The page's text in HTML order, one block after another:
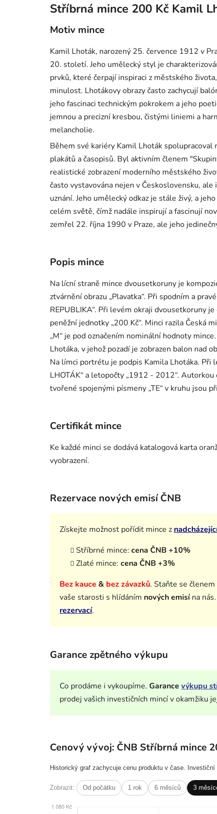
Stříbrná mince 200 Kč Kamil
Motiv mince
Kamil Lhoták, narozený 25. července 1912 v
20. století. Jeho umělecký styl je
prvků, které čerpají inspiraci z městského
minulost. Lhotákovy obrazy často zachycují
jeho fascinaci technickým pokrokem a jeho
jemnou a precizní kresbou, čistými liniemi a
melancholie.
Během své kariéry Kamil Lhoták
plakátů a časopisů. Byl aktivním členem
realistické zobrazení moderního městského
často vystavována nejen v Československu,
uznání. Jeho umělecký odkaz je stále živý, a
celém světě, čímž nadále inspirují a fascinují
zemřel 22. října 1990 v Praze, ale jeho
Popis mince
Na lícní straně mince dvousetkoruny je
ztvárnění obrazu „Plavatka“. Při spodním a
REPUBLIKA“. Při levém okraji dvousetkoruny
peněžní jednotky „200 Kč“. Minci razila Česká
„M“ je pod označením nominální hodnoty
Lhotáka, v jehož pozadí je zobrazen balon nad
Na límci portrétu je podpis Kamila Lhotáka. Při
LHOTÁK“ a letopočty „1912 - 2012“.
tvořené spojenými písmeny „TE“ v kruhu jsou
Certifikát mince
Ke každé minci se dodává katalogová karta
vyobrazení.
Rezervace nových emisí ČNB
Získejte možnost pořídit mince z
Stříbrné mince: cena ČNB +10%
Zlaté mince: cena ČNB +3%
Bez kauce & bez závazků. Staňte se
vaše starosti s hlídáním nových emisína
rezervací.
Garance zpětného výkupu
Co prodáme i vykoupíme. Garance výkupu
prodej vašich investičních mincí v okamžiku
Cenový vývoj: ČNB Stříbrná mince
Historický graf zachycuje cenu produktu v čase.
Zobrazit: Od počátku 1 rok 6 měsíců 3